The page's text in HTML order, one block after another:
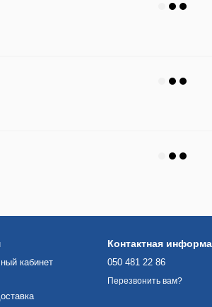
кабинет
Контактная
050 481 22 86
Перезвонить вам?